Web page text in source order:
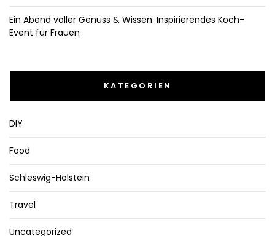
Ein Abend voller Genuss & Wissen: Inspirierendes Koch-
Event für Frauen
KATEGORIEN
DIY
Food
Schleswig-Holstein
Travel
Uncategorized